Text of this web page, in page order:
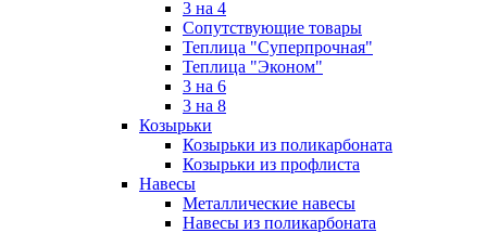
3 на 4
Сопутствующие товары
Теплица "Суперпрочная"
Теплица "Эконом"
3 на 6
3 на 8
Козырьки
Козырьки из поликарбоната
Козырьки из профлиста
Навесы
Металлические навесы
Навесы из поликарбоната